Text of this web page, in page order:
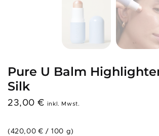
Pure U Balm
Silk
23,00€ inkl. Mwst.
(420,00€ /100 g)